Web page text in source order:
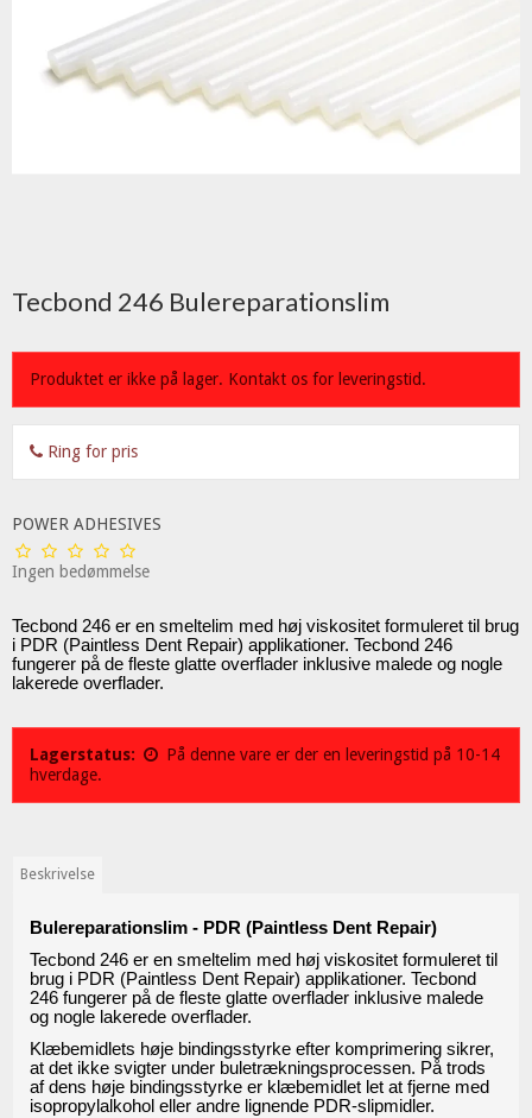
Tecbond 246 Bulereparationslim
Produktet er ikke på lager. Kontakt os for leveringstid.
Ring for pris
POWER ADHESIVES
Ingen bedømmelse
Tecbond 246 er en smeltelim med høj viskositet formuleret til brug
i PDR (Paintless Dent Repair) applikationer. Tecbond 246
fungerer på de fleste glatte overflader inklusive malede og nogle
lakerede overflader.
Lagerstatus:
På denne vare er der en leveringstid på 10-14
hverdage.
Beskrivelse
Bulereparationslim - PDR (Paintless Dent Repair)
Tecbond 246 er en smeltelim med høj viskositet formuleret til
brug i PDR (Paintless Dent Repair) applikationer. Tecbond
246 fungerer på de fleste glatte overflader inklusive malede
og nogle lakerede overflader.
Klæbemidlets høje bindingsstyrke efter komprimering sikrer,
at det ikke svigter under buletrækningsprocessen. På trods
af dens høje bindingsstyrke er klæbemidlet let at fjerne med
isopropylalkohol eller andre lignende PDR-slipmidler.